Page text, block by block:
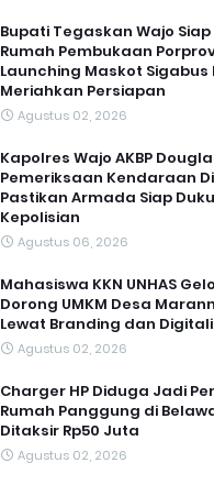
Bupati Tegaskan Wajo
Rumah Pembukaan
Launching Maskot Sigabus
Meriahkan Persiapan
Agustus 02, 2026
Kapolres Wajo AKBP
Pemeriksaan Kendaraan
Pastikan Armada Siap
Kepolisian
Agustus 06, 2026
Mahasiswa KKN UNHAS
Dorong UMKM Desa
Lewat Branding dan
Agustus 02, 2026
Charger HP Diduga Jadi
Rumah Panggung di
Ditaksir Rp50 Juta
Agustus 02, 2026